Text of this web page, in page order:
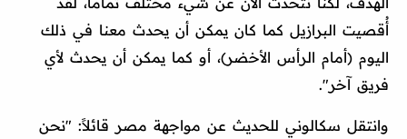
أُقصيت البرازيل كما كان يمكن أن يحدث معنا في ذلك
اليوم (أمام الرأس الأخضر)، أو كما يمكن أن يحدث لأي
فريق آخر".
وانتقل سكالوني للحديث عن مواجهة مصر قائلاً: "نحن